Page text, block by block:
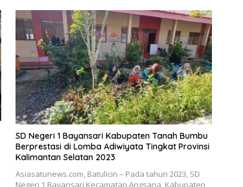
SD Negeri 1 Bayansari Kabupaten Tanah Bumbu
Berprestasi di Lomba Adiwiyata Tingkat Provinsi
Kalimantan Selatan 2023
Asiasatunews.com, Batulicin – Pada tahun 2023, SD
Negeri 1 Bayansari Kecamatan Angsana, Kabupaten